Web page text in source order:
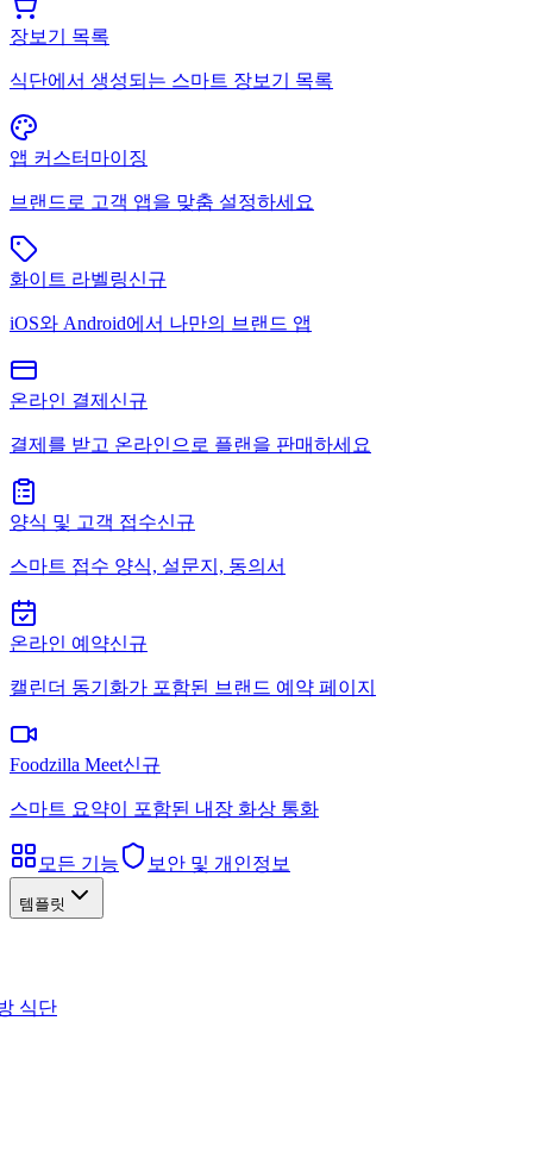
장보기 목록
식단에서 생성되는 스마트 장보기 목록
앱 커스터마이징
브랜드로 고객 앱을 맞춤 설정하세요
화이트 라벨링신규
iOS와 Android에서 나만의 브랜드 앱
온라인 결제 신규
결제를 받고 온라인으로 플랜을 판매하세요
양식 및 고객 접수신규
스마트 접수 양식, 설문지, 동의서
온라인 예약신규
캘린더 동기화가 포함된 브랜드 예약 페이지
Foodzilla Meet신규
스마트 요약이 포함된 내장 화상 통화
모든 기능 보안 및 개인정보
템플릿
식단